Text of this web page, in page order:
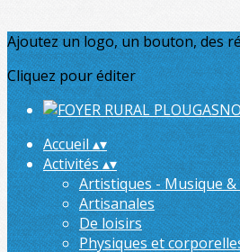
Ajoutez un logo, un bouton, des
Cliquez pour éditer
Accueil▴▾
Activités▴▾
Artistiques - Musique &
Artisanales
De loisirs
Physiques et